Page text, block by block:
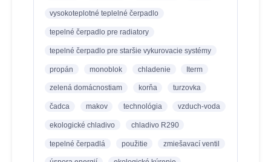
vysokoteplotné teplelné čerpadlo
tepelné čerpadlo pre radiatory
tepelné čerpadlo pre staršie vykurovacie systémy
propán monoblok chladenie Iterm
zelená domácnostiam korňa turzovka
čadca makov technológia vzduch-voda
ekologické chladivo chladivo R290
tepelné čerpadlá použitie zmiešavací ventil